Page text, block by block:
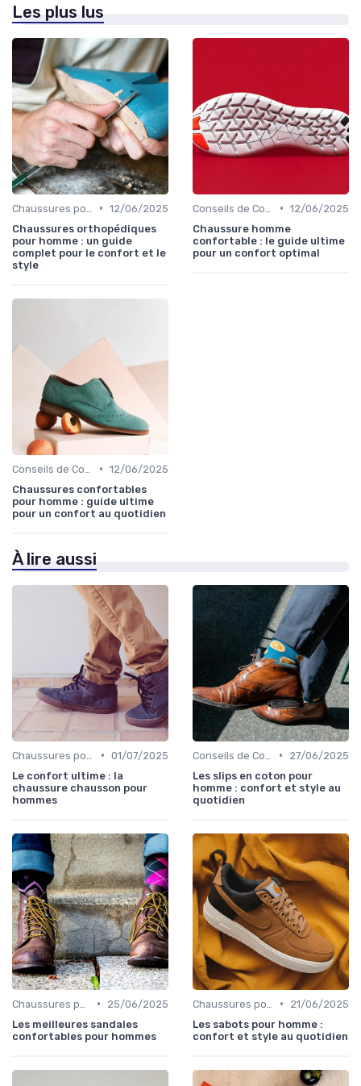
Les plus lus
• 12/06/2025
Chaussures orthopédiques
pour homme : un guide
complet pour le confort et le
style
• 12/06/2025
Chaussure homme
confortable : le guide ultime
pour un confort optimal
• 12/06/2025
Chaussures confortables
pour homme : guide ultime
pour un confort au quotidien
À lire aussi
• 01/07/2025
Le confort ultime : la
chaussure chausson pour
hommes
•
27/06/2025
Les slips en coton pour
homme : confort et style au
quotidien
•
25/06/2025
Les meilleures sandales
confortables pour hommes
•
21/06/2025
Les sabots pour homme :
confort et style au quotidien